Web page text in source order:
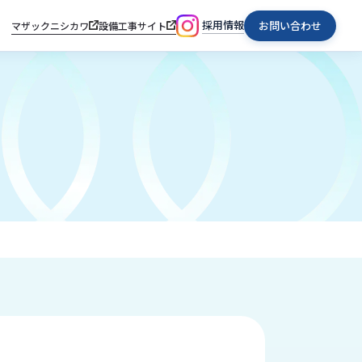
マザックニシカワ 設備工事サイト 採用情報 お問い合わせ